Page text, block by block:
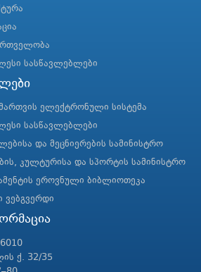
სასწავლებლები
ელექტრონული სისტემა
სასწავლებლები
და მეცნიერების სამინისტრო
კულტურისა და სპორტის სამინისტრო
ეროვნული ბიბლიოთეკა
ვებგვერდი
ქ. 32/35